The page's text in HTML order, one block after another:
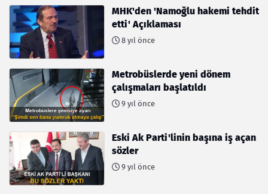
MHK'den 'Namoğlu hakemi tehdit
etti' Açıklaması
8 yıl önce
Metrobüslerde yeni dönem
çalışmaları başlatıldı
9 yıl önce
Eski Ak Parti'linin başına iş açan
sözler
9 yıl önce